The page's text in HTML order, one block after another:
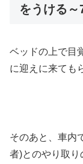
をうける～
ベッドの上で目
に迎えに来ても
そのあと、車内
者)とのやり取